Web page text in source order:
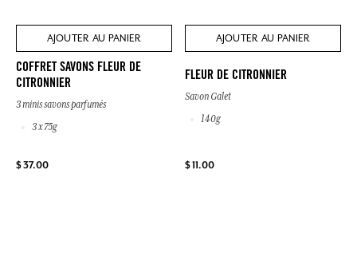
AJOUTER AU PANIER
COFFRET SAVONS FLEUR DE
CITRONNIER
3 minis savons parfumés
3 x 75g
$ 37.00
AJOUTER AU PANIER
FLEUR DE CITRONNIER
Savon Galet
140g
$ 11.00